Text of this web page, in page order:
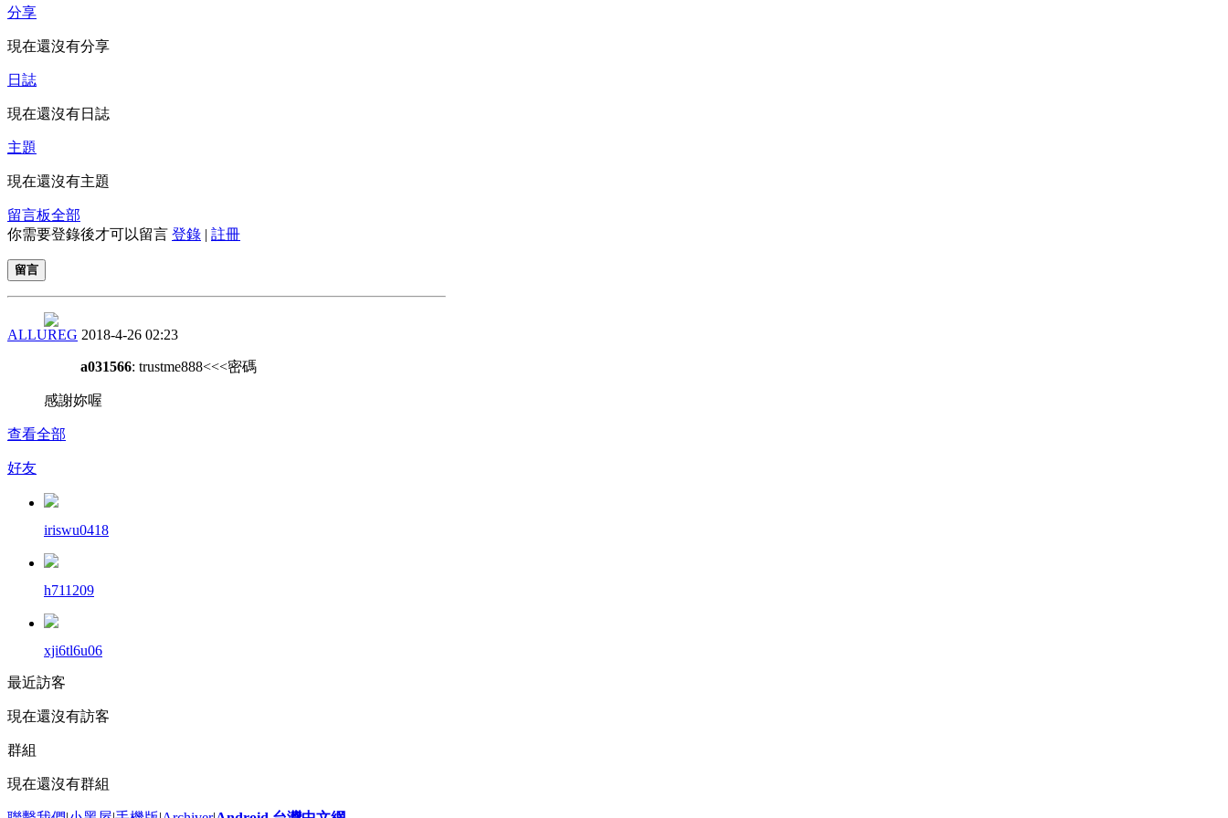
分享
現在還沒有分享
日誌
現在還沒有日誌
主題
現在還沒有主題
留言板全部
你需要登錄後才可以留言 登錄 | 註冊
留言
ALLUREG 2018-4-26 02:23
a031566: trustme888<<<密碼
感謝妳喔
查看全部
好友
iriswu0418
h711209
xji6tl6u06
最近訪客
現在還沒有訪客
群組
現在還沒有群組